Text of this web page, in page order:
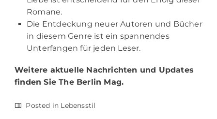
Romane.
Die Entdeckung neuer Autoren und Bücher
in diesem Genre ist ein spannendes
Unterfangen für jeden Leser.
Weitere aktuelle Nachrichten und Updates
finden SieThe Berlin Mag.
Posted in Lebensstil